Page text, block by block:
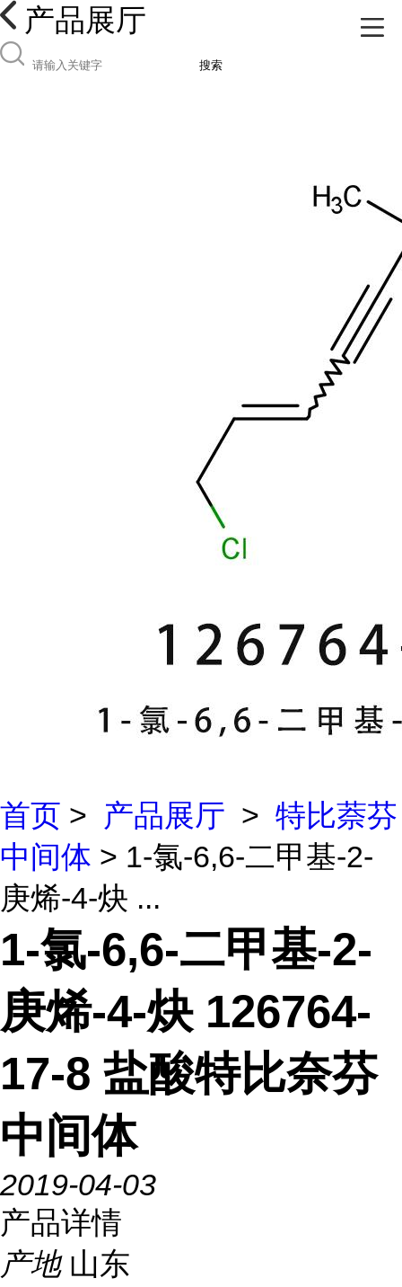
产品展厅
搜索
首页 > 产品展厅 > 特比萘芬
中间体 > 1-氯-6,6-二甲基-2-
庚烯-4-炔 ...
1-氯-6,6-二甲基-2-
庚烯-4-炔 126764-
17-8 盐酸特比奈芬
中间体
2019-04-03
产品详情
产地 山东